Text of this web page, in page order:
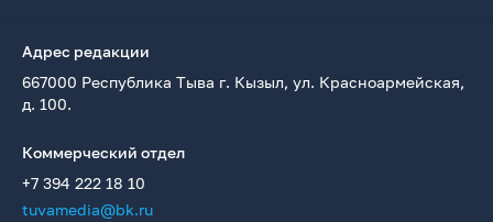
Адрес редакции
667000 Республика Тыва г. Кызыл, ул. Красноармейская,
д. 100.
Коммерческий отдел
+7 394 222 18 10
tuvamedia@bk.ru